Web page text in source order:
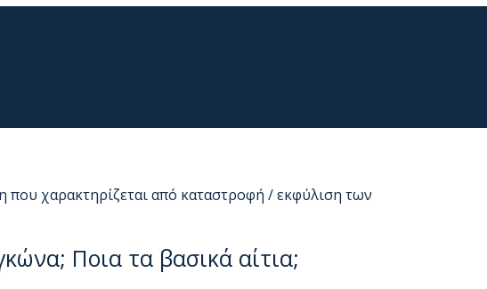
που χαρακτηρίζεται από καταστροφή / εκφύλιση των
Ποια τα βασικά αίτια;